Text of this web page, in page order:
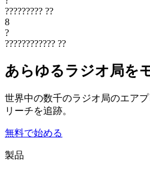
????????? ??
8
?
???????????? ??
あらゆるラジオ局を
世界中の数千のラジオ局のエア
リーチを追跡。
無料で始める
製品